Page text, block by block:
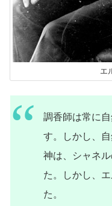
エ
調香師は常に
す。しかし、
神は、シャネ
た。しかし、
た。